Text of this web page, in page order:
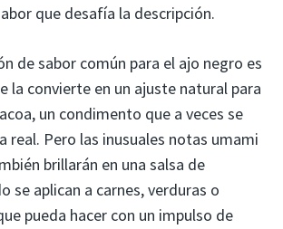
que desafía la descripción.
de sabor común para el ajo negro es
la convierte en un ajuste natural para
un condimento que a veces se
real. Pero las inusuales notas umami
brillarán en una salsa de
se aplican a carnes, verduras o
pueda hacer con un impulso de